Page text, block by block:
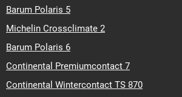
Barum Polaris 5
Michelin Crossclimate 2
Barum Polaris 6
Continental Premiumcontact 7
Continental Wintercontact TS 870